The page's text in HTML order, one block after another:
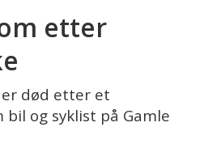
etter
er død etter et
og syklist på Gamle